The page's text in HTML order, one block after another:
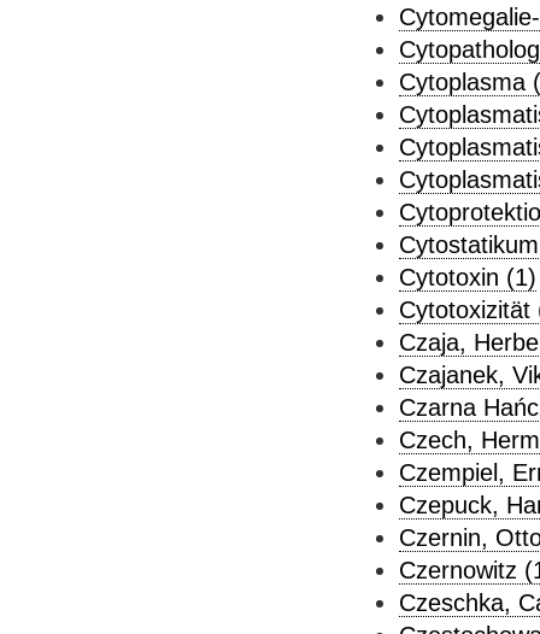
Cytoplasma
Cytotoxin (1)
Cytotoxizität
Czaja,
Czajanek,
Czarna
Czech,
Czempiel,
Czepuck,
Czernin,
Czernowitz
Czeschka,